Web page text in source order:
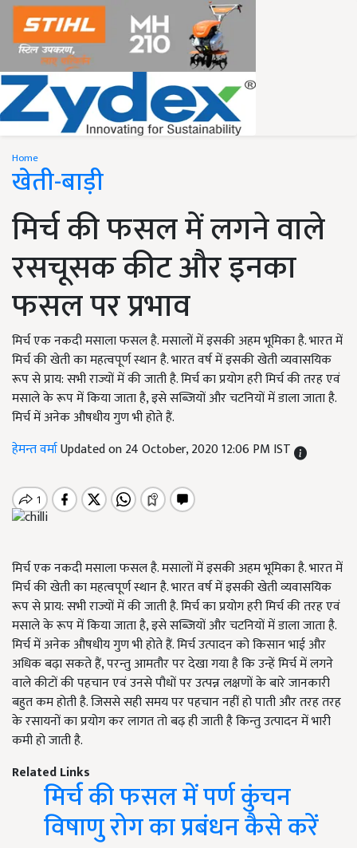
Home
खेती-बाड़ी
मिर्च की फसल में लगने वाले
रसचूसक कीट और इनका
फसल पर प्रभाव
मिर्च एक नकदी मसाला फसल है. मसालों में इसकी अहम भूमिका है. भारत में
मिर्च की खेती का महत्वपूर्ण स्थान है. भारत वर्ष में इसकी खेती व्यवासयिक
रूप से प्राय: सभी राज्यों में की जाती है. मिर्च का प्रयोग हरी मिर्च की तरह एवं
मसाले के रूप में किया जाता है, इसे सब्जियों और चटनियों में डाला जाता है.
मिर्च में अनेक औषधीय गुण भी होते हैं.
हेमन्त वर्माUpdated on 24 October, 2020 12:06 PM IST
मिर्च एक नकदी मसाला फसल है. मसालों में इसकी अहम भूमिका है. भारत में
मिर्च की खेती का महत्वपूर्ण स्थान है. भारत वर्ष में इसकी खेती व्यवासयिक
रूप से प्राय: सभी राज्यों में की जाती है. मिर्च का प्रयोग हरी मिर्च की तरह एवं
मसाले के रूप में किया जाता है, इसे सब्जियों और चटनियों में डाला जाता है.
मिर्च में अनेक औषधीय गुण भी होते हैं. मिर्च उत्पादन को किसान भाई और
अधिक बढ़ा सकते हैं, परन्तु आमतौर पर देखा गया है कि उन्हें मिर्च में लगने
वाले कीटों की पहचान एवं उनसे पौधों पर उत्पन्न लक्षणों के बारे जानकारी
बहुत कम होती है. जिससे सही समय पर पहचान नहीं हो पाती और तरह तरह
के रसायनों का प्रयोग कर लागत तो बढ़ ही जाती है किन्तु उत्पादन में भारी
कमी हो जाती है.
Related Links
मिर्च की फसल में पर्ण कुंचन
विषाणु रोग का प्रबंधन कैसे करें